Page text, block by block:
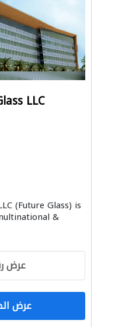
LLC
(Future Glass) is
&
عرض
عرض